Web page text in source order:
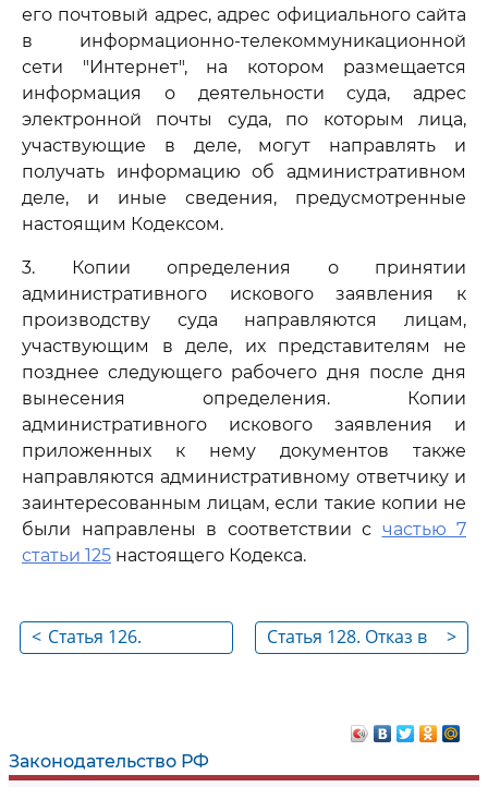
Законодательство РФ
его почтовый адрес, адрес официального сайта
в информационно-телекоммуникационной
сети "Интернет", на котором размещается
информация о деятельности суда, адрес
электронной почты суда, по которым лица,
участвующие в деле, могут направлять и
получать информацию об административном
деле, и иные сведения, предусмотренные
настоящим Кодексом.
3. Копии определения о принятии
административного искового заявления к
производству суда направляются лицам,
участвующим в деле, их представителям не
позднее следующего рабочего дня после дня
вынесения определения. Копии
административного искового заявления и
приложенных к нему документов также
направляются административному ответчику и
заинтересованным лицам, если такие копии не
были направлены в соответствии с частью 7
статьи 125 настоящего Кодекса.
< Статья 126.
исковому заявлению
>
Статья 128. Отказ в
искового заявления